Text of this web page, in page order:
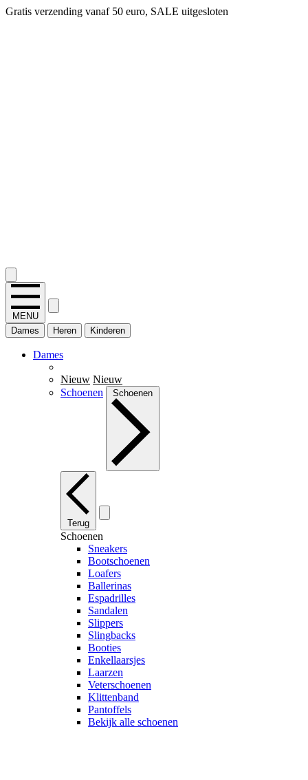
Gratis verzending vanaf 50 euro, SALE uitgesloten
MENU
Dames
Heren Kinderen
Dames
Nieuw Nieuw
Schoenen
Schoenen
Terug
Schoenen
Sneakers
Bootschoenen
Loafers
Ballerinas
Espadrilles
Sandalen
Slippers
Slingbacks
Booties
Enkellaarsjes
Laarzen
Veterschoenen
Klittenband
Pantoffels
Bekijk alle schoenen